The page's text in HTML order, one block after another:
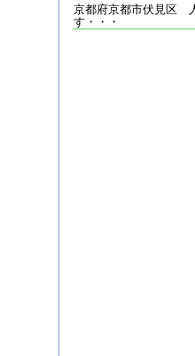
京都府京都市伏見区
す ・・・